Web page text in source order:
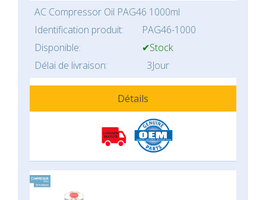
AC Compressor Oil PAG46 1000ml
Identification produit:
PAG46-1000
Disponible:
✔Stock
Délai de livraison:
3Jour
Détails